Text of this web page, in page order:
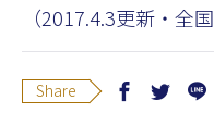
（2017.4.3更新・全国
Share